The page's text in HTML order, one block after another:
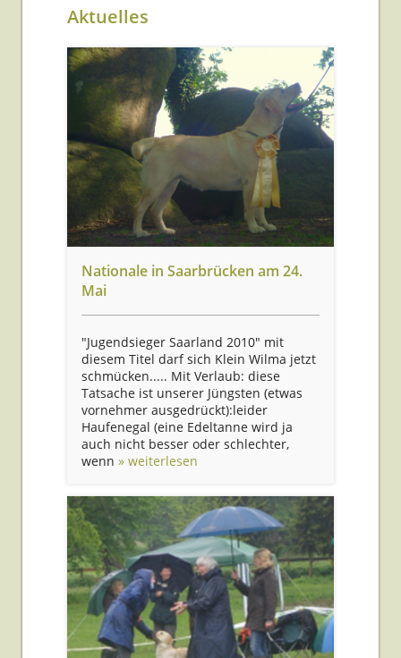
Aktuelles
Nationale in Saarbrücken am 24.
Mai
"Jugendsieger Saarland 2010" mit
diesem Titel darf sich Klein Wilma jetzt
schmücken..... Mit Verlaub: diese
Tatsache ist unserer Jüngsten (etwas
vornehmer ausgedrückt):leider
Haufenegal (eine Edeltanne wird ja
auch nicht besser oder schlechter,
wenn » weiterlesen